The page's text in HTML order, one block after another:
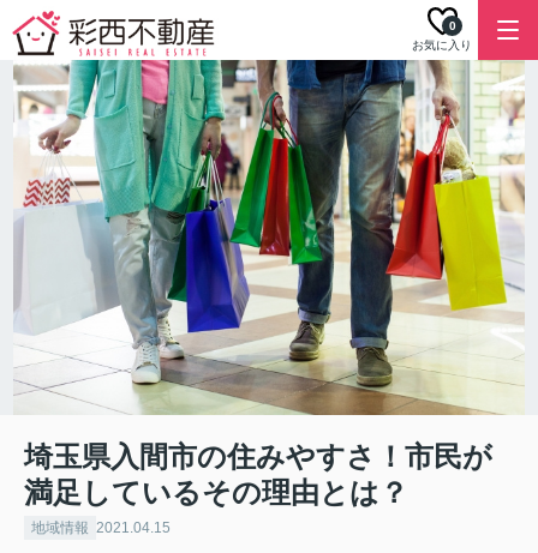
お気に入り
0
埼玉県入間市の住みやすさ！市民が
満足しているその理由とは？
地域情報 2021.04.15